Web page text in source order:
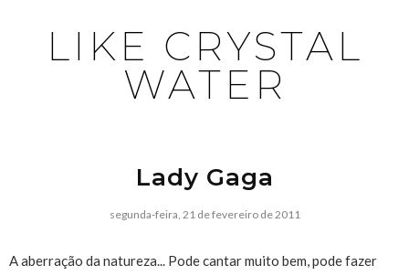
LIKE CRYSTAL
WATER
Lady Gaga
segunda-feira, 21 de fevereiro de 2011
A aberração da natureza... Pode cantar muito bem, pode fazer